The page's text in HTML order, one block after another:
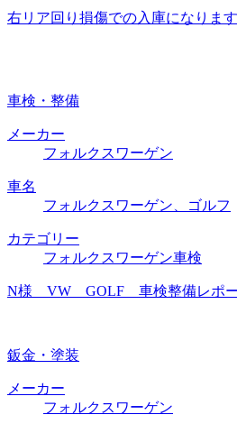
右リア回り損傷での入庫になりま
車検・整備
メーカー
フォルクスワーゲン
車名
フォルクスワーゲン、ゴルフ
カテゴリー
フォルクスワーゲン車検
N様 VW GOLF 車検整備レポー
鈑金・塗装
メーカー
フォルクスワーゲン